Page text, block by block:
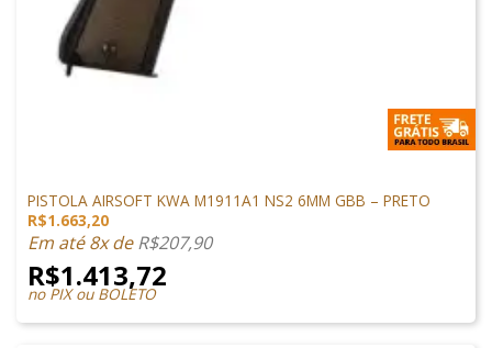
PISTOLA AIRSOFT KWA M1911A1 NS2 6MM GBB – PRETO
R$1.663,20
Em até 8x deR$207,90
R$1.413,72
no PIX ou BOLETO